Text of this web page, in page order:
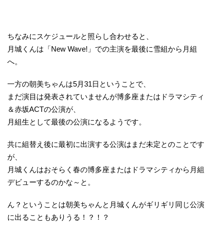
ちなみにスケジュールと照らし合わせると、
月城くんは「New Wave!」での主演を最後に雪組から月組
へ。
一方の朝美ちゃんは5月31日ということで、
まだ演目は発表されていませんが博多座またはドラマシティ
＆赤坂ACTの公演が、
月組生として最後の公演になるようです。
共に組替え後に最初に出演する公演はまだ未定とのことです
が、
月城くんはおそらく春の博多座またはドラマシティから月組
デビューするのかな～と。
ん？ということは朝美ちゃんと月城くんがギリギリ同じ公演
に出ることもありうる！？！？